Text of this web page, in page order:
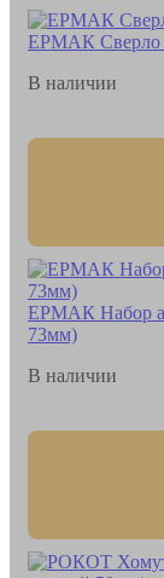
ЕРМАК Сверло
В наличии
ЕРМАК Набор
73мм)
В наличии